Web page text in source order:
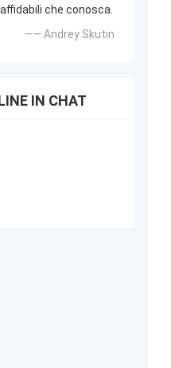
che conosca.
—— Andrey Skutin
IN CHAT